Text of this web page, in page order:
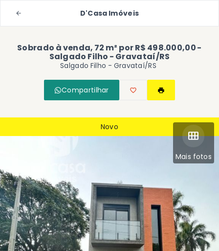
D'Casa Imóveis
Sobrado à venda, 72 m² por R$ 498.000,00 -
Salgado Filho - Gravataí/RS
Salgado Filho - Gravataí/RS
Compartilhar
Mais fotos
Novo